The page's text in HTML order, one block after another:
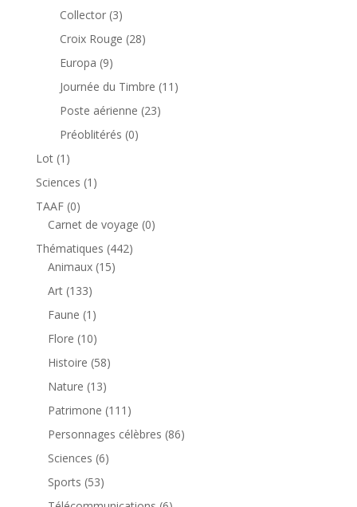
produit
Collector 33
produits
Croix Rouge 2828
Europa 99
produits
Journée du Timbre 11 11
Poste aérienne 2323
Préoblitérés 00
Lot 1 1
produit
Sciences 1 1
TAAF 00
produit
Carnet de voyage 00
Thématiques 442442
Animaux 1515
Art 133133
produits
Faune 1 1
produit
Flore 1010
produits
Histoire 5858
Nature 1313
produits
Patrimone 111 111
produits
Personnages célèbres 8686
Sciences 66
Sports 5353
produits